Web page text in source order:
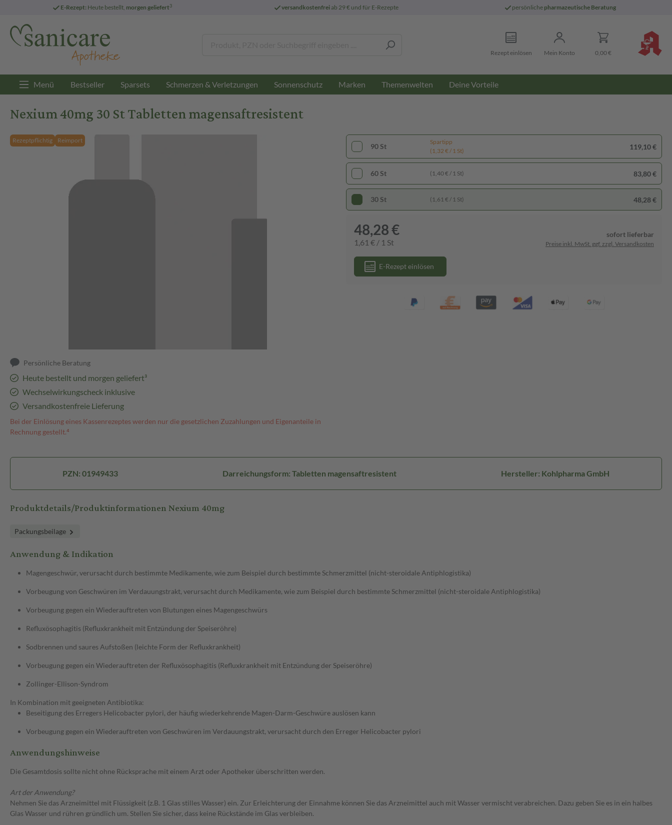
E-Rezept: Heute bestellt, morgen geliefert3 versandkostenfreiab 29 € und für E-Rezepte persönliche pharmazeutische Beratung
Rezept einlösen Mein Konto 0,00 €
Menü Bestseller Sparsets Schmerzen & Verletzungen Sonnenschutz Marken Themenwelten Deine Vorteile
Nexium 40mg 30 St Tabletten magensaftresistent
Rezeptpflichtig Reimport
Persönliche Beratung
Heute bestellt und morgen geliefert³
Wechselwirkungscheck inklusive
Versandkostenfreie Lieferung
Bei der Einlösung eines Kassenrezeptes werden nur die gesetzlichen Zuzahlungen und Eigenanteile in
Rechnung gestellt.⁴
90 St
Spartipp
(1,32 € / 1 St)
119,10 €
60 St (1,40 € / 1 St) 83,80 €
30 St (1,61 € / 1 St) 48,28 €
48,28 €
1,61 € / 1 St
sofort lieferbar
Preise inkl. MwSt. ggf. zzgl. Versandkosten
E-Rezept einlösen
PZN: 01949433 Darreichungsform: Tabletten magensaftresistent Hersteller: Kohlpharma GmbH
Produktdetails/Produktinformationen Nexium 40mg
Packungsbeilage
Anwendung & Indikation
Magengeschwür, verursacht durch bestimmte Medikamente, wie zum Beispiel durch bestimmte Schmerzmittel (nicht-steroidale Antiphlogistika)
Vorbeugung von Geschwüren im Verdauungstrakt, verursacht durch Medikamente, wie zum Beispiel durch bestimmte Schmerzmittel (nicht-steroidale Antiphlogistika)
Vorbeugung gegen ein Wiederauftreten von Blutungen eines Magengeschwürs
Refluxösophagitis (Refluxkrankheit mit Entzündung der Speiseröhre)
Sodbrennen und saures Aufstoßen (leichte Form der Refluxkrankheit)
Vorbeugung gegen ein Wiederauftreten der Refluxösophagitis (Refluxkrankheit mit Entzündung der Speiseröhre)
Zollinger-Ellison-Syndrom
In Kombination mit geeigneten Antibiotika:
Beseitigung des Erregers Helicobacter pylori, der häufig wiederkehrende Magen-Darm-Geschwüre auslösen kann
Vorbeugung gegen ein Wiederauftreten von Geschwüren im Verdauungstrakt, verursacht durch den Erreger Helicobacter pylori
Anwendungshinweise
Die Gesamtdosis sollte nicht ohne Rücksprache mit einem Arzt oder Apotheker überschritten werden.
Art der Anwendung?
Nehmen Sie das Arzneimittel mit Flüssigkeit (z.B. 1 Glas stilles Wasser) ein. Zur Erleichterung der Einnahme können Sie das Arzneimittel auch mit Wasser vermischt verabreichen. Dazu geben Sie es in ein halbes
Glas Wasser und rühren gründlich um. Stellen Sie sicher, dass keine Rückstände im Glas verbleiben.